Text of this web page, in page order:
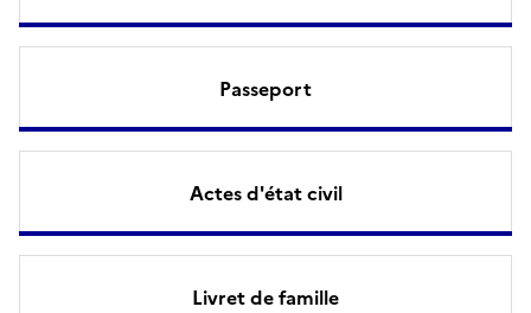
Passeport
Actes d'état civil
Livret de famille